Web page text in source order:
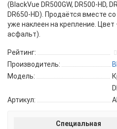
(BlackVue DR500GW, DR500-HD,
DR650-HD). Продаётся вместе
уже наклеен на крепление.
асфальт).
Рейтинг:
Производитель:
Модель:
Артикул:
Специальная